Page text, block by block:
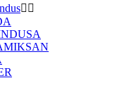
 